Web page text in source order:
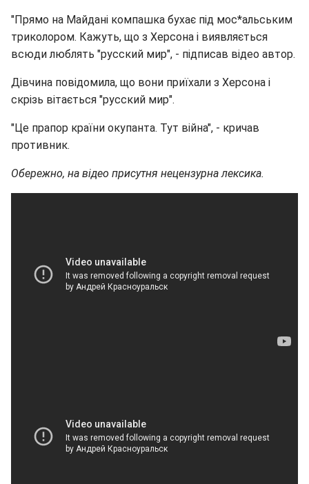
"Прямо на Майдані компашка бухає під мос*альським
триколором. Кажуть, що з Херсона і виявляється
всюди люблять "русский мир", - підписав відео автор.
Дівчина повідомила, що вони приїхали з Херсона і
скрізь вітається "русский мир".
"Це прапор країни окупанта. Тут війна", - кричав
противник.
Обережно, на відео присутня нецензурна лексика.